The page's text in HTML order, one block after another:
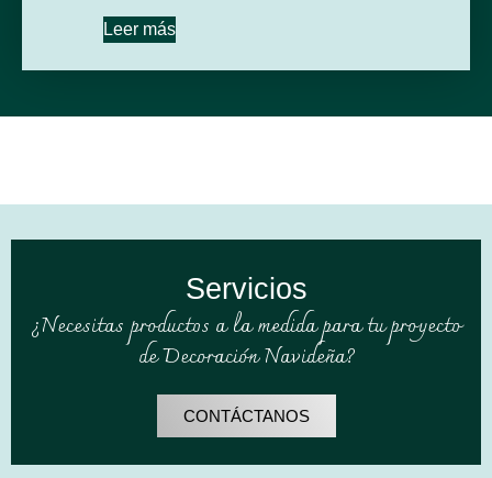
Leer más
Servicios
¿Necesitas productos a la medida para tu proyecto
de Decoración Navideña?
CONTÁCTANOS